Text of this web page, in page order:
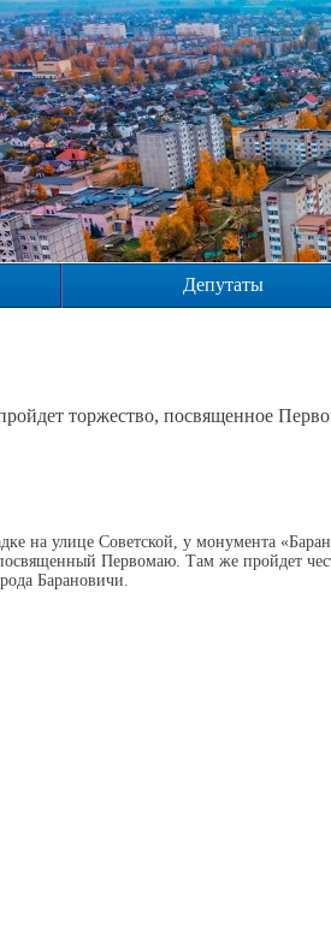
Депутаты
торжество, посвященное
на улице Советской, у монумента
Первомаю. Там же пройдет
Барановичи.